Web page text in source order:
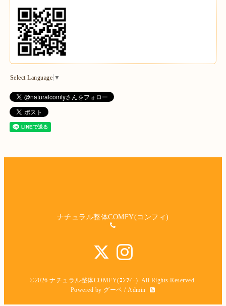
Select Language ▼
ナチュラル整体COMFY(コンフィ)
©2026ナチュラル整体COMFY(ｺﾝﾌｨｰ) . All Rights Reserved.
Powered by グーペ / Admin